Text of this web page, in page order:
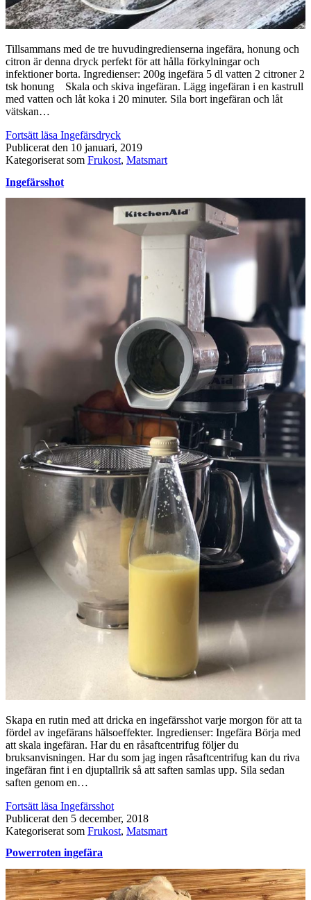
Tillsammans med de tre huvudingredienserna ingefära, honung och
citron är denna dryck perfekt för att hålla förkylningar och
infektioner borta. Ingredienser: 200g ingefära 5 dl vatten 2 citroner 2
tsk honung Skala och skiva ingefäran. Lägg ingefäran i en kastrull
med vatten och låt koka i 20 minuter. Sila bort ingefäran och låt
vätskan…
Fortsätt läsa Ingefärsdryck
Publicerat den 10 januari, 2019
Kategoriserat som Frukost, Matsmart
Ingefärsshot
Skapa en rutin med att dricka en ingefärsshot varje morgon för att ta
fördel av ingefärans hälsoeffekter. Ingredienser: Ingefära Börja med
att skala ingefäran. Har du en råsaftcentrifug följer du
bruksanvisningen. Har du som jag ingen råsaftcentrifug kan du riva
ingefäran fint i en djuptallrik så att saften samlas upp. Sila sedan
saften genom en…
Fortsätt läsa Ingefärsshot
Publicerat den 5 december, 2018
Kategoriserat som Frukost, Matsmart
Powerroten ingefära